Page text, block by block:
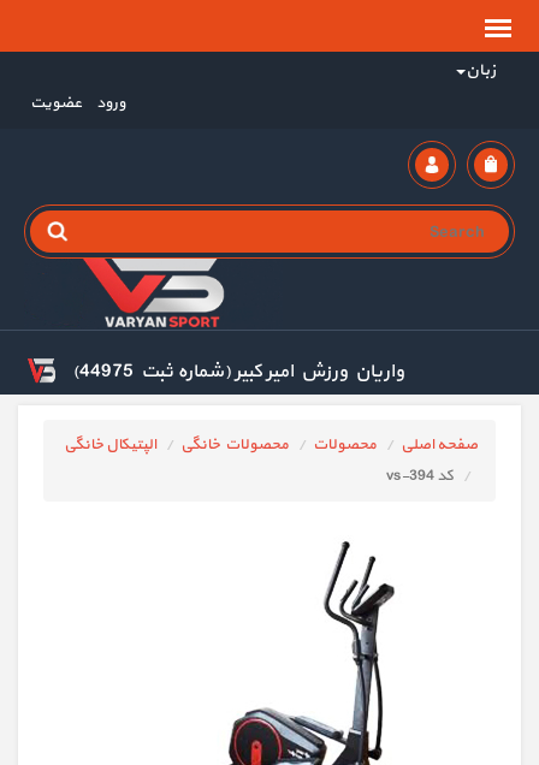
زبان
ورود عضویت
واریان ورزش امیر کبیر (شماره ثبت 44975)
صفحه اصلی محصولات محصولات خانگی
الپتیکال خانگی
کد vs-394